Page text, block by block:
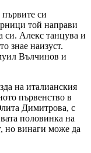
си
той направи
си. Алекс танцува и
знае наизуст.
Вълчинов и
на италианския
първенство в
Димитрова, с
половинка на
но винаги може да